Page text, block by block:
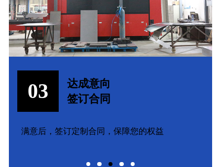
03
达成意向
签订合同
满意后，签订定制合同，保障您的权益